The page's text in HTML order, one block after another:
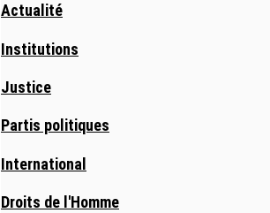
Actualité
Institutions
Justice
Partis politiques
International
Droits de l'Homme